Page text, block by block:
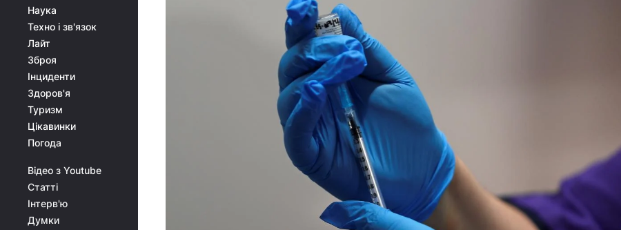
Наука
Техно і зв'язок
Лайт
Зброя
Інциденти
Здоров'я
Туризм
Цікавинки
Погода
Відео з Youtube
Статті
Інтерв'ю
Думки